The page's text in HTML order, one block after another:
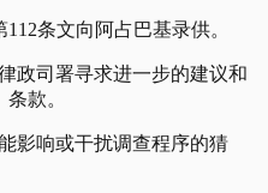
条文向阿占巴基录供。
政司署寻求进一步的建议和
条款。
影响或干扰调查程序的猜